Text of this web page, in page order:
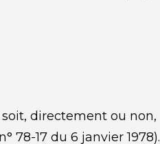
directement ou non,
78-17 du 6 janvier 1978).